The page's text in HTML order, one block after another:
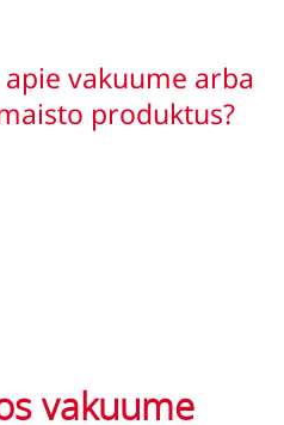
vakuume arba
produktus?
vakuume